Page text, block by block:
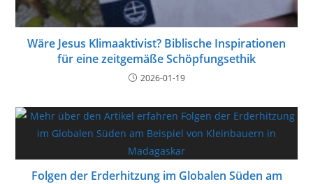
Wäre Jesus Klimaaktivist? Biblische Inspirationen
für eine zeitgemäße Schöpfungsethik
2026-01-19
Folgen der Erderhitzung im Globalen Süden am